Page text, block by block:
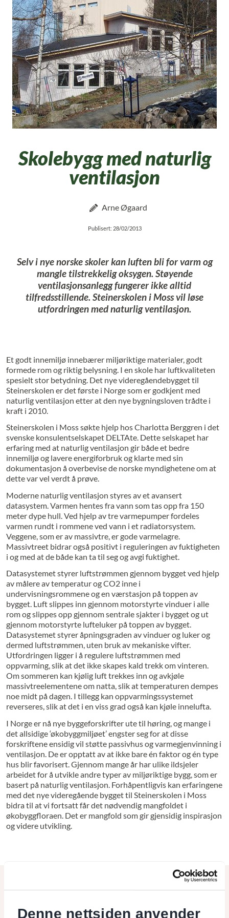
Denne nettsiden anvender
Skolebygg med naturlig
ventilasjon
Arne Øgaard
Publisert: 28/02/2013
Selv i nye norske skoler kan luften bli for varm og
mangle tilstrekkelig oksygen. Støyende
ventilasjonsanlegg fungerer ikke alltid
tilfredsstillende. Steinerskolen i Moss vil løse
utfordringen med naturlig ventilasjon.
Et godt innemiljø innebærer miljøriktige materialer, godt
formede rom og riktig belysning. I en skole har luftkvaliteten
spesielt stor betydning. Det nye videregåendebygget til
Steinerskolen er det første i Norge som er godkjent med
naturlig ventilasjon etter at den nye bygningsloven trådte i
kraft i 2010.
Steinerskolen i Moss søkte hjelp hos Charlotta Berggren i det
svenske konsulentselskapet DELTAte. Dette selskapet har
erfaring med at naturlig ventilasjon gir både et bedre
innemiljø og lavere energiforbruk og klarte med sin
dokumentasjon å overbevise de norske myndighetene om at
dette var vel verdt å prøve.
Moderne naturlig ventilasjon styres av et avansert
datasystem. Varmen hentes fra vann som tas opp fra 150
meter dype hull. Ved hjelp av tre varmepumper fordeles
varmen rundt i rommene ved vann i et radiatorsystem.
Veggene, som er av massivtre, er gode varmelagre.
Massivtreet bidrar også positivt i reguleringen av fuktigheten
i og med at de både kan ta til seg og avgi fuktighet.
Datasystemet styrer luftstrømmen gjennom bygget ved hjelp
av målere av temperatur og CO2 inne i
undervisningsrommene og en værstasjon på toppen av
bygget. Luft slippes inn gjennom motorstyrte vinduer i alle
rom og slippes opp gjennom sentrale sjakter i bygget og ut
gjennom motorstyrte lufteluker på toppen av bygget.
Datasystemet styrer åpningsgraden av vinduer og luker og
dermed luftstrømmen, uten bruk av mekaniske vifter.
Utfordringen ligger i å regulere luftstrømmen med
oppvarming, slik at det ikke skapes kald trekk om vinteren.
Om sommeren kan kjølig luft trekkes inn og avkjøle
massivtreelementene om natta, slik at temperaturen dempes
noe midt på dagen. I tillegg kan oppvarmingssystemet
reverseres, slik at det i en viss grad også kan kjøle innelufta.
I Norge er nå nye byggeforskrifter ute til høring, og mange i
det allsidige ‘økobyggmiljøet’ engster seg for at disse
forskriftene ensidig vil støtte passivhus og varmegjenvinning i
ventilasjon. De er opptatt av at ikke bare én faktor og én type
hus blir favorisert. Gjennom mange år har ulike ildsjeler
arbeidet for å utvikle andre typer av miljøriktige bygg, som er
basert på naturlig ventilasjon. Forhåpentligvis kan erfaringene
med det nye videregående bygget til Steinerskolen i Moss
bidra til at vi fortsatt får det nødvendig mangfoldet i
økobyggfloraen. Det er mangfold som gir gjensidig inspirasjon
og videre utvikling.
Les også